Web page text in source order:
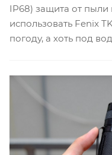
IP68) защита от
использовать Fenix
погоду, а хоть под